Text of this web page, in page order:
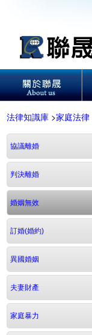
法律知識庫 >家庭法律
協議離婚
判決離婚
婚姻無效
訂婚(婚約)
異國婚姻
夫妻財產
家庭暴力